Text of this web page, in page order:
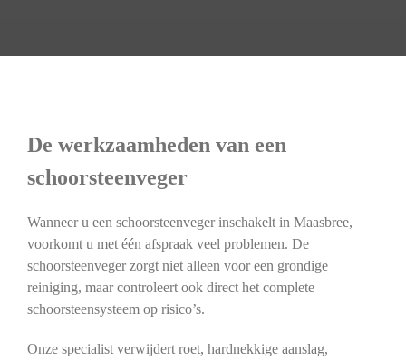
De werkzaamheden van een
schoorsteenveger
Wanneer u een schoorsteenveger inschakelt in Maasbree,
voorkomt u met één afspraak veel problemen. De
schoorsteenveger zorgt niet alleen voor een grondige
reiniging, maar controleert ook direct het complete
schoorsteensysteem op risico’s.
Onze specialist verwijdert roet, hardnekkige aanslag,